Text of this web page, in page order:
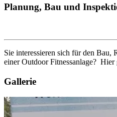
Planung, Bau und
Sie interessieren sich für den Bau,
einer Outdoor Fitnessanlage?
Gallerie